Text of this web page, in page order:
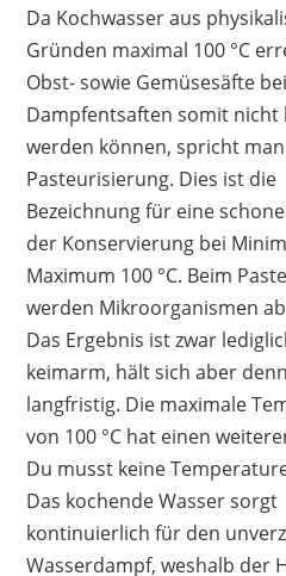
SCHULTE-
189,00 €
Da Kochwasser aus
Gründen maximal 100 °C
Obst- sowie Gemüsesäfte
Dampfentsaften somit nicht
werden können, spricht
Pasteurisierung. Dies ist die
Bezeichnung für eine
der Konservierung bei
Maximum 100 °C. Beim
werden Mikroorganismen
Das Ergebnis ist zwar
keimarm, hält sich aber
langfristig. Die maximale
von 100 °C hat einen
Du musst keine
Das kochende Wasser sorgt
kontinuierlich für den
Wasserdampf, weshalb der